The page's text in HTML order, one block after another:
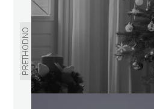
PRETHODNO